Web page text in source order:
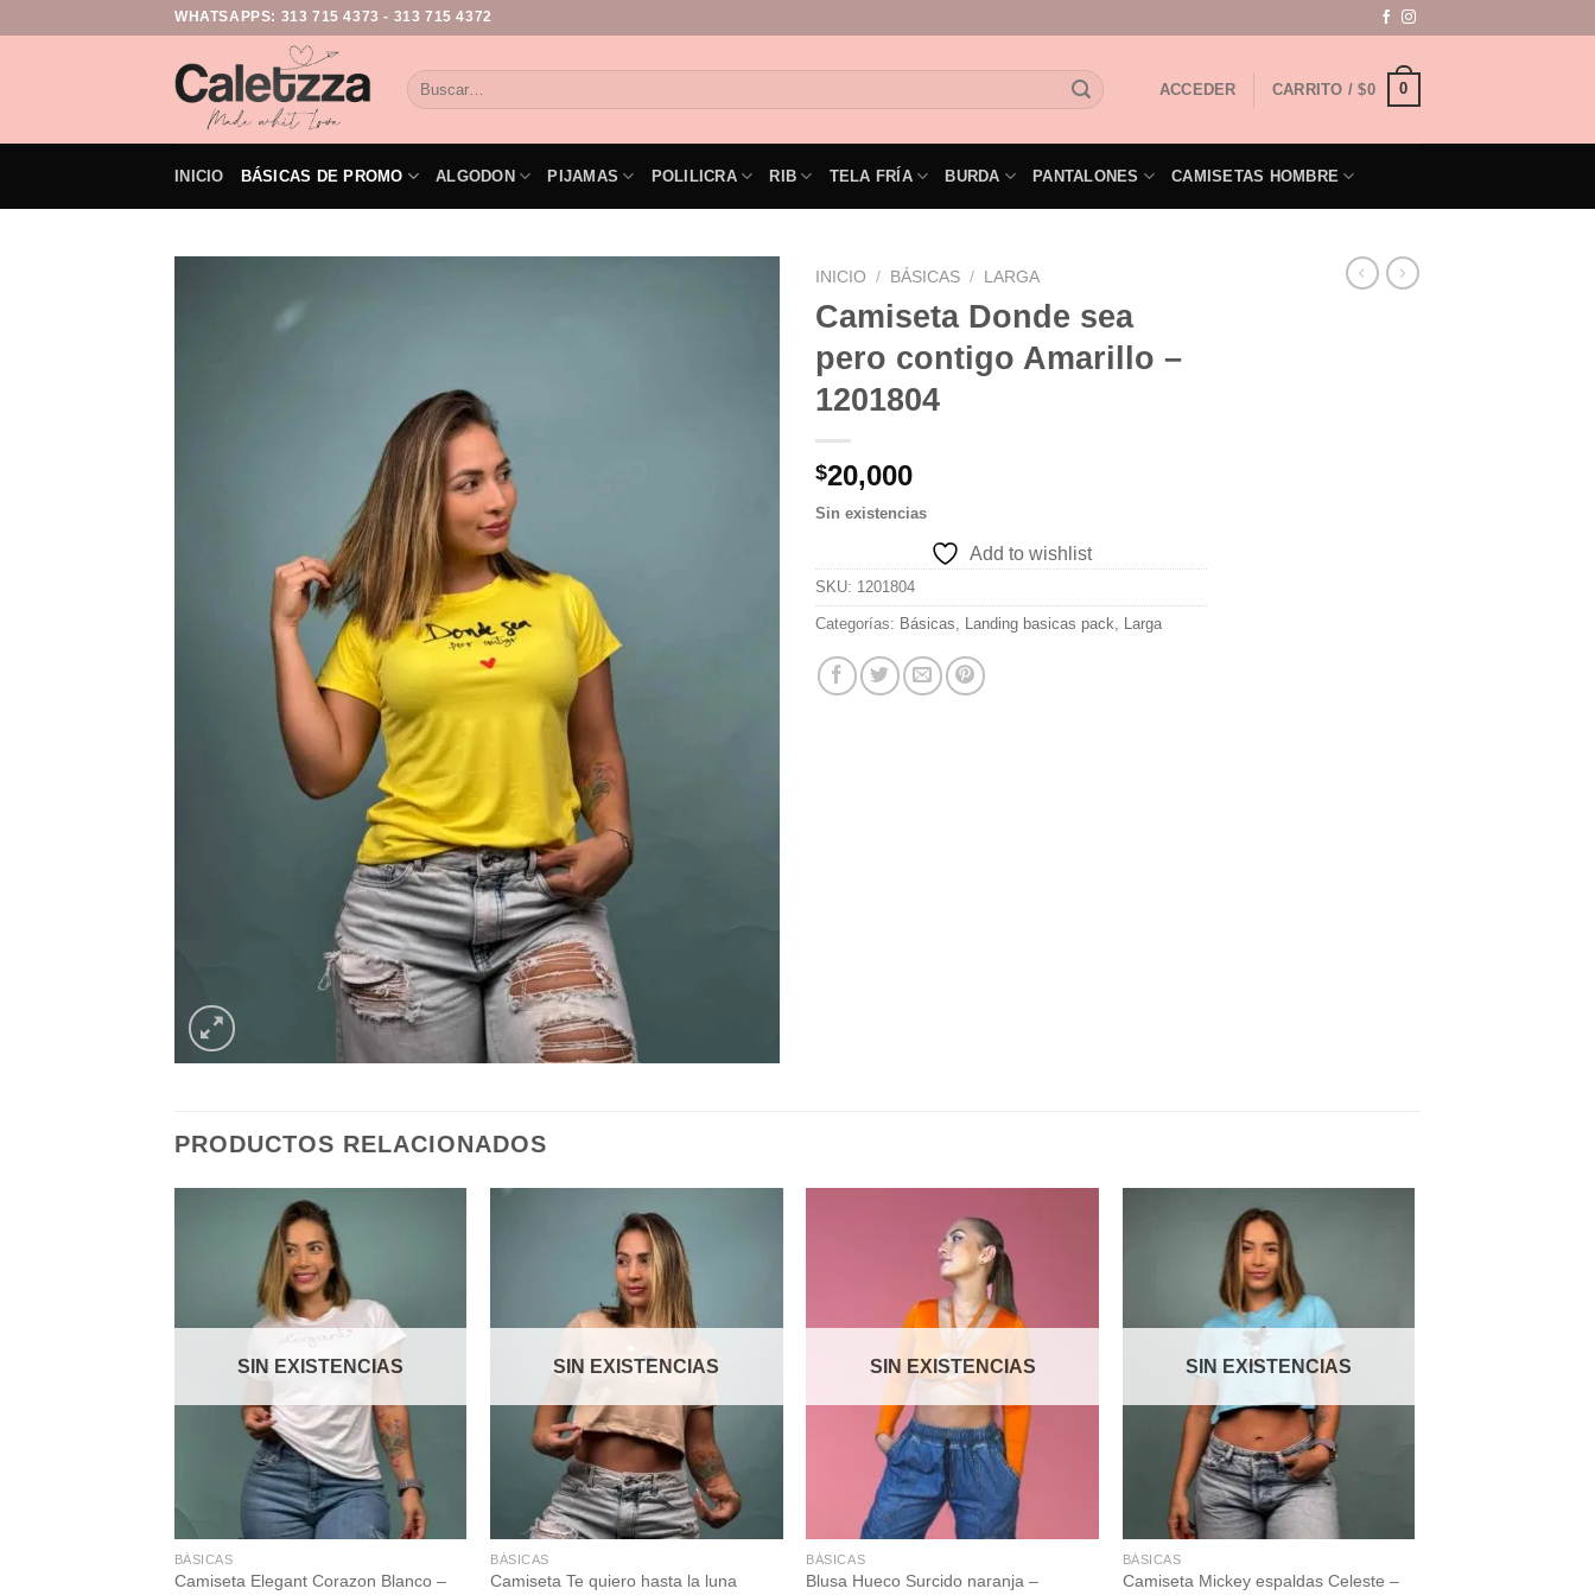
WHATSAPPS: 313 715 4373 - 313 715 4372
ACCEDER CARRITO /$0 0
INICIO BÁSICAS DE PROMO ALGODON PIJAMAS POLILICRA RIB TELA FRÍA BURDA PANTALONES CAMISETAS HOMBRE
INICIO / BÁSICAS / LARGA
Camiseta Donde sea
pero contigo Amarillo –
1201804
$20,000
Sin existencias
Add to wishlist
SKU: 1201804
Categorías: Básicas Landing basicas pack Larga
PRODUCTOS RELACIONADOS
SIN EXISTENCIAS
BÁSICAS
Camiseta Elegant Corazon Blanco –
SIN EXISTENCIAS
BÁSICAS
Camiseta Te quiero hasta la luna
SIN EXISTENCIAS
BÁSICAS
Blusa Hueco Surcido naranja –
SIN EXISTENCIAS
BÁSICAS
Camiseta Mickey espaldas Celeste –